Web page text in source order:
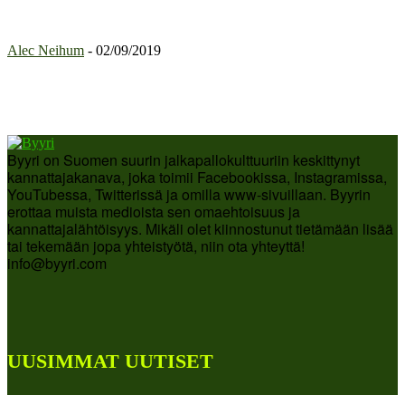
Alec Neihum - 02/09/2019
Byyri on Suomen suurin jalkapallokulttuuriin keskittynyt
kannattajakanava, joka toimii Facebookissa, Instagramissa,
YouTubessa, Twitterissä ja omilla www-sivuillaan. Byyrin
erottaa muista medioista sen omaehtoisuus ja
kannattajalähtöisyys. Mikäli olet kiinnostunut tietämään lisää
tai tekemään jopa yhteistyötä, niin ota yhteyttä!
info@byyri.com
UUSIMMAT UUTISET